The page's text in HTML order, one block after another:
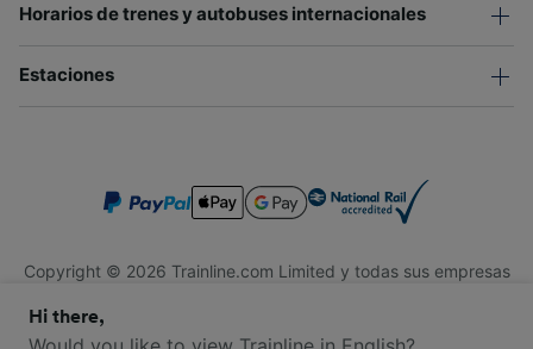
Horarios de trenes y autobuses internacionales
Estaciones
Copyright © 2026 Trainline.com Limited y todas sus empresas
Trainline.com Limited está registrada en Inglaterra y Gales.
Compañía No. 3846791. Dirección: 1 Stonecutter St, Londres
Hi there,